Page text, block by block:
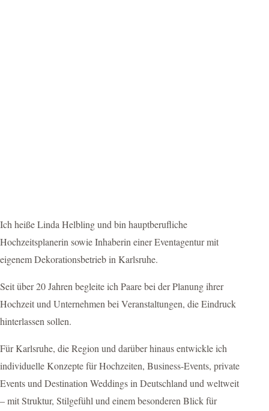
Ich heiße Linda Helbling und bin hauptberufliche
Hochzeitsplanerin sowie Inhaberin einer Eventagentur mit
eigenem Dekorationsbetrieb in Karlsruhe.
Seit über 20 Jahren begleite ich Paare bei der Planung ihrer
Hochzeit und Unternehmen bei Veranstaltungen, die Eindruck
hinterlassen sollen.
Für Karlsruhe, die Region und darüber hinaus entwickle ich
individuelle Konzepte für Hochzeiten, Business-Events, private
Events und Destination Weddings in Deutschland und weltweit
– mit Struktur, Stilgefühl und einem besonderen Blick für